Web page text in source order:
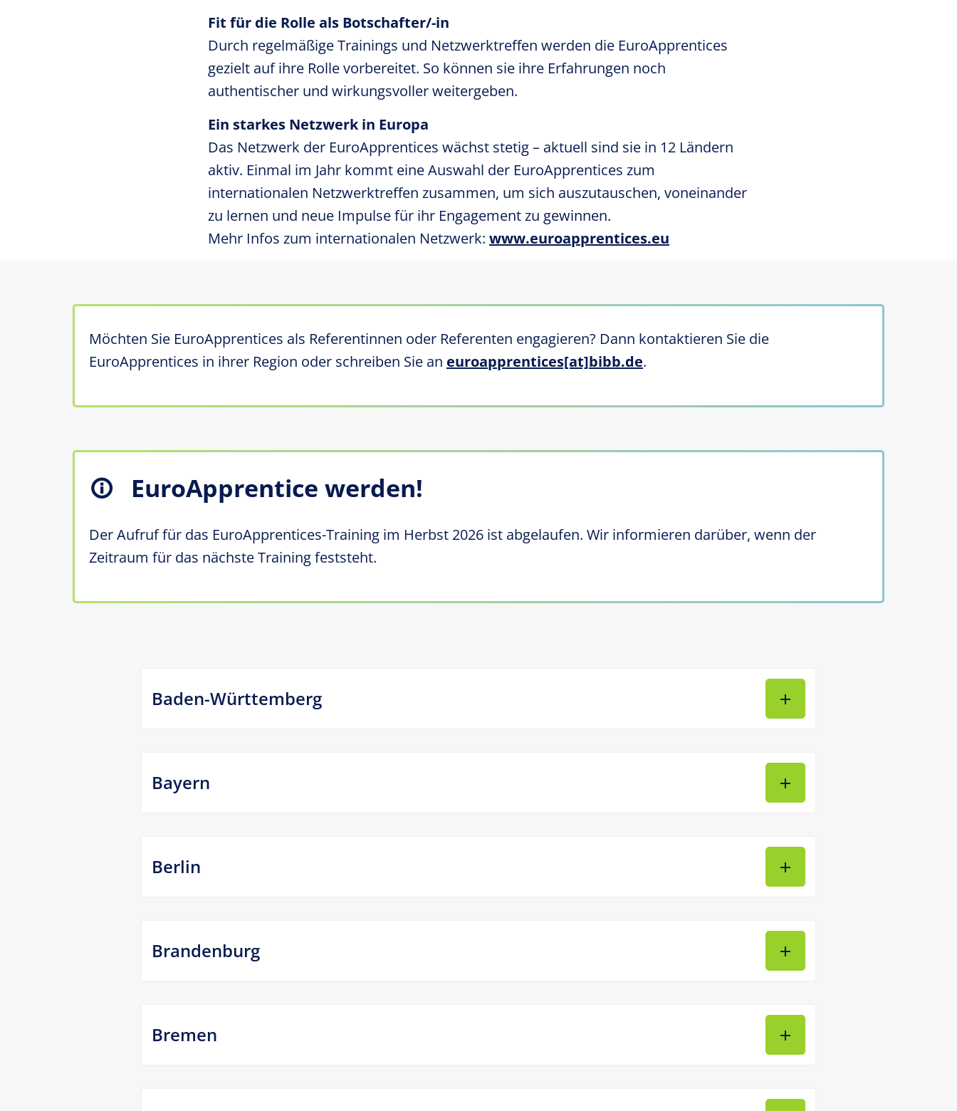
Fit für die Rolle als Botschafter/-in
Durch regelmäßige Trainings und Netzwerktreffen werden die EuroApprentices
gezielt auf ihre Rolle vorbereitet. So können sie ihre Erfahrungen noch
authentischer und wirkungsvoller weitergeben.
Ein starkes Netzwerk in Europa
Das Netzwerk der EuroApprentices wächst stetig – aktuell sind sie in 12 Ländern
aktiv. Einmal im Jahr kommt eine Auswahl der EuroApprentices zum
internationalen Netzwerktreffen zusammen, um sich auszutauschen, voneinander
zu lernen und neue Impulse für ihr Engagement zu gewinnen.
Mehr Infos zum internationalen Netzwerk: www.euroapprentices.eu
Möchten Sie EuroApprentices als Referentinnen oder Referenten engagieren? Dann kontaktieren Sie die
EuroApprentices in ihrer Region oder schreiben Sie an euroapprentices[at]bibb.de.
EuroApprentice werden!
Der Aufruf für das EuroApprentices-Training im Herbst 2026 ist abgelaufen. Wir informieren darüber, wenn der
Zeitraum für das nächste Training feststeht.
Baden-Württemberg
Bayern
Berlin
Brandenburg
Bremen